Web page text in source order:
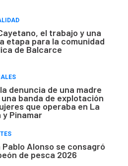
el trabajo y una
etapa para la comunidad
de Balcarce
denuncia de una madre
banda de explotación
que operaba en La
y Pinamar
Alonso se consagró
de pesca 2026